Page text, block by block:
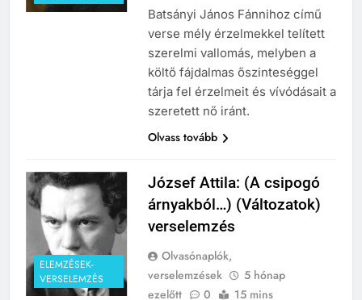
Batsányi János Fánnihoz című
verse mély érzelmekkel telített
szerelmi vallomás, melyben a
költő fájdalmas őszinteséggel
tárja fel érzelmeit és vívódásait a
szeretett nő iránt.
Olvass tovább
ELEMZÉSEK-
VERSELEMZÉS
József Attila: (A csipogó
árnyakból…) (Változatok)
verselemzés
Olvasónaplók,
verselemzések
5 hónap
ezelőtt
0 15 mins